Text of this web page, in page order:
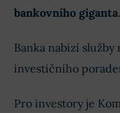
bankovního giganta.
Banka nabízí
investičního
Pro investory je